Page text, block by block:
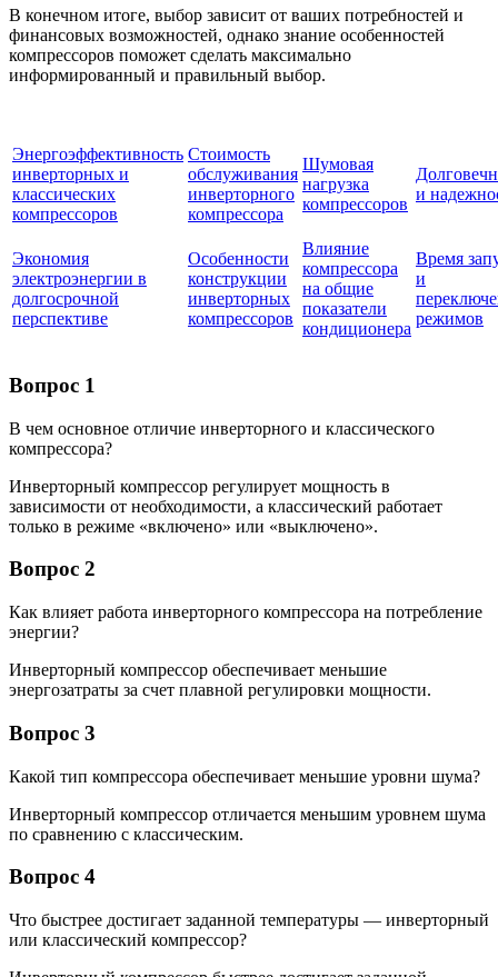
В конечном итоге, выбор зависит от ваших потребностей и
финансовых возможностей, однако знание особенностей
компрессоров поможет сделать максимально
информированный и правильный выбор.
Энергоэффективность
инверторных и
классических
компрессоров
Стоимость
обслуживания
инверторного
компрессора
Шумовая
нагрузка
компрессоров
и
Экономия
электроэнергии в
долгосрочной
перспективе
Особенности
конструкции
инверторных
компрессоров
Влияние
компрессора
на общие
показатели
кондиционера
Время
и
режимов
Вопрос 1
В чем основное отличие инверторного и классического
компрессора?
Инверторный компрессор регулирует мощность в
зависимости от необходимости, а классический работает
только в режиме «включено» или «выключено».
Вопрос 2
Как влияет работа инверторного компрессора на потребление
энергии?
Инверторный компрессор обеспечивает меньшие
энергозатраты за счет плавной регулировки мощности.
Вопрос 3
Какой тип компрессора обеспечивает меньшие уровни шума?
Инверторный компрессор отличается меньшим уровнем шума
по сравнению с классическим.
Вопрос 4
Что быстрее достигает заданной температуры — инверторный
или классический компрессор?